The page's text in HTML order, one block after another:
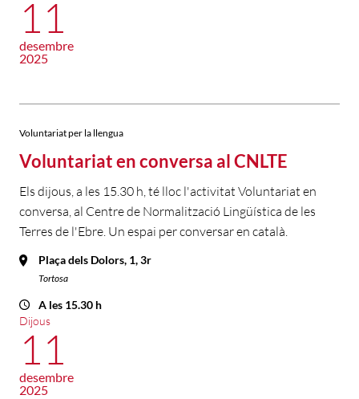
11
desembre
2025
Voluntariat per la llengua
Voluntariat en conversa al CNLTE
Els dijous, a les 15.30 h, té lloc l'activitat Voluntariat en
conversa, al Centre de Normalització Lingüística de les
Terres de l'Ebre. Un espai per conversar en català.
Plaça dels Dolors, 1, 3r
Tortosa
A les 15.30 h
Dijous
11
desembre
2025